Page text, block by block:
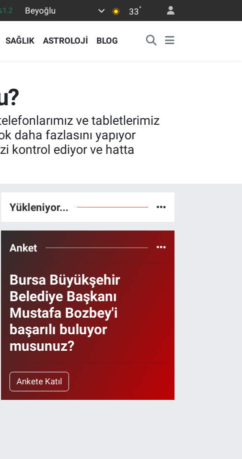
Beyoğlu 33°
SAĞLIK ASTROLOJİ BLOG
ve tabletlerimiz
daha fazlasını yapıyor
kontrol ediyor ve hatta
Yükleniyor...
Anket
Bursa Büyükşehir
Belediye Başkanı
Mustafa Bozbey'i
başarılı buluyor
musunuz?
Ankete Katıl